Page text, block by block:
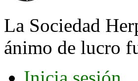
La Sociedad
ánimo de lucro